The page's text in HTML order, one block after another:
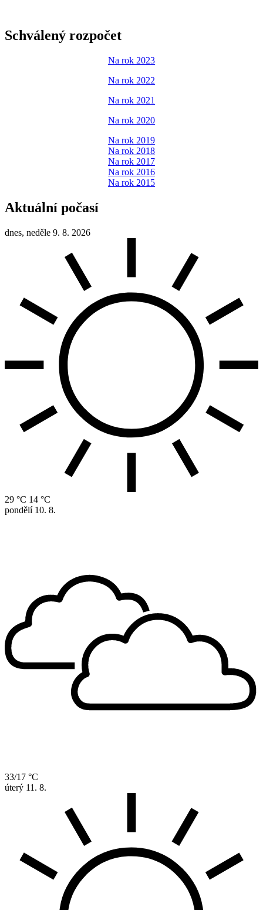
Schválený rozpočet
Na rok 2023
Na rok 2022
Na rok 2021
Na rok 2020
Na rok 2019
Na rok 2018
Na rok 2017
Na rok 2016
Na rok 2015
Aktuální počasí
dnes, neděle 9. 8. 2026
29 °C 14 °C
pondělí 10. 8.
33/17 °C
úterý 11. 8.